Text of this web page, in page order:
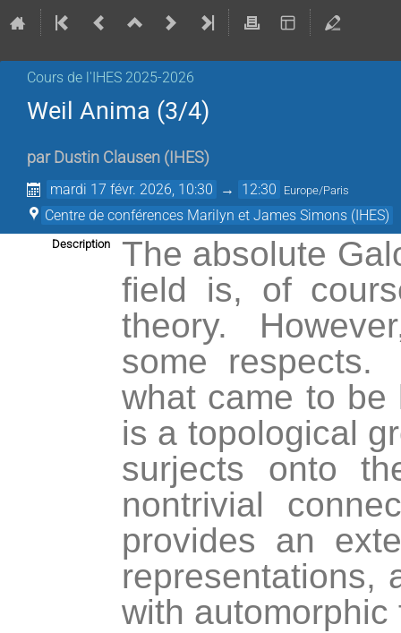
Cours de l'IHES 2025-2026
Weil Anima (3/4)
par Dustin Clausen ( IHES)
mardi 17 févr. 2026, 10:30 → 12:30 Europe/Paris
Centre de conférences Marilyn et James Simons (IHES)
Description
The absolute
field is, of
theory.
some
what came to
is a topological
surjects onto
nontrivial
provides an
representations,
with automorphic